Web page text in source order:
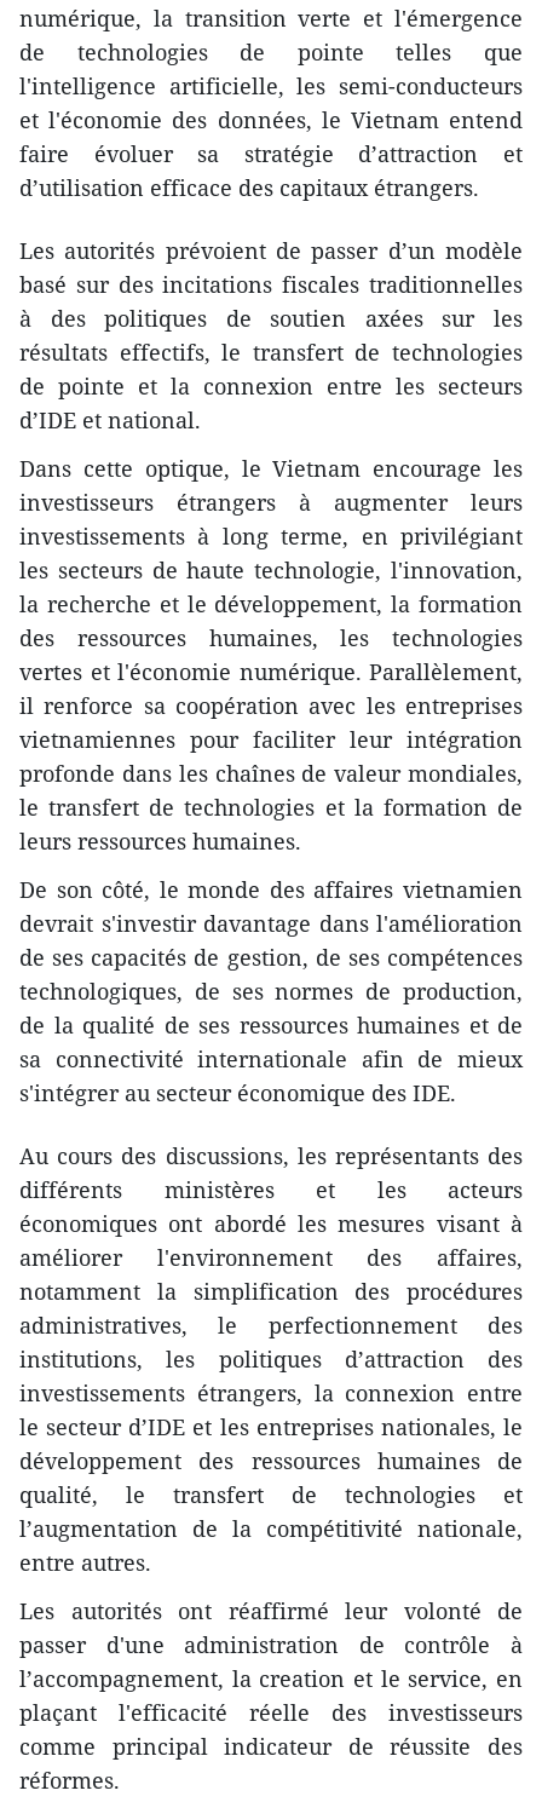
numérique, la transition verte et l'émergence
de technologies de pointe telles que
l'intelligence artificielle, les semi-conducteurs
et l'économie des données, le Vietnam entend
faire évoluer sa stratégie d’attraction et
d’utilisation efficace des capitaux étrangers.
Les autorités prévoient de passer d’un modèle
basé sur des incitations fiscales traditionnelles
à des politiques de soutien axées sur les
résultats effectifs, le transfert de technologies
de pointe et la connexion entre les secteurs
d’IDE et national.
Dans cette optique, le Vietnam encourage les
investisseurs étrangers à augmenter leurs
investissements à long terme, en privilégiant
les secteurs de haute technologie, l'innovation,
la recherche et le développement, la formation
des ressources humaines, les technologies
vertes et l'économie numérique. Parallèlement,
il renforce sa coopération avec les entreprises
vietnamiennes pour faciliter leur intégration
profonde dans les chaînes de valeur mondiales,
le transfert de technologies et la formation de
leurs ressources humaines.
De son côté, le monde des affaires vietnamien
devrait s'investir davantage dans l'amélioration
de ses capacités de gestion, de ses compétences
technologiques, de ses normes de production,
de la qualité de ses ressources humaines et de
sa connectivité internationale afin de mieux
s'intégrer au secteur économique des IDE.
Au cours des discussions, les représentants des
différents ministères et les acteurs
économiques ont abordé les mesures visant à
améliorer l'environnement des affaires,
notamment la simplification des procédures
administratives, le perfectionnement des
institutions, les politiques d’attraction des
investissements étrangers, la connexion entre
le secteur d’IDE et les entreprises nationales, le
développement des ressources humaines de
qualité, le transfert de technologies et
l’augmentation de la compétitivité nationale,
entre autres.
​Les autorités ont réaffirmé leur volonté de
passer d'une administration de contrôle à
l’accompagnement, la creation et le service, en
plaçant l'efficacité réelle des investisseurs
comme principal indicateur de réussite des
réformes.